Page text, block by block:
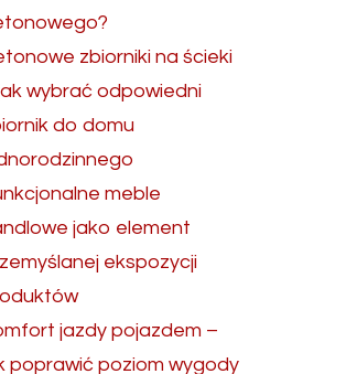
zbiorniki na ścieki
wybrać odpowiedni
do domu
meble
jako element
ekspozycji
jazdy pojazdem –
poprawić poziom wygody